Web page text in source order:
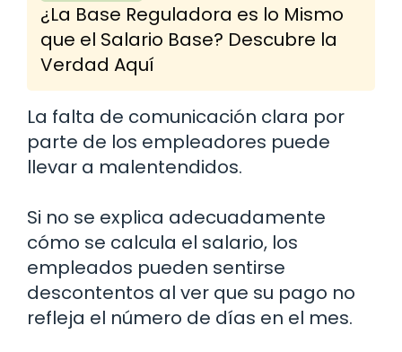
¿La Base Reguladora es lo Mismo
que el Salario Base? Descubre la
Verdad Aquí
La falta de comunicación clara por
parte de los empleadores puede
llevar a malentendidos.
Si no se explica adecuadamente
cómo se calcula el salario, los
empleados pueden sentirse
descontentos al ver que su pago no
refleja el número de días en el mes.